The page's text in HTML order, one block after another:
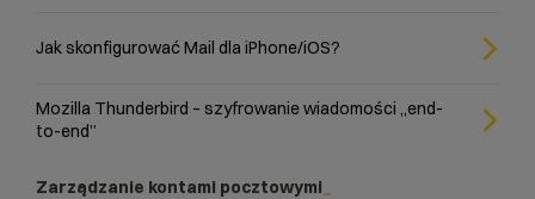
Jak skonfigurować Mail dla iPhone/iOS?
Mozilla Thunderbird – szyfrowanie wiadomości „end-
to-end”
Zarządzanie kontami pocztowymi